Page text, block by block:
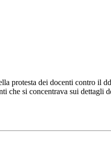
protesta dei docenti contro il
che si concentrava sui dettagli